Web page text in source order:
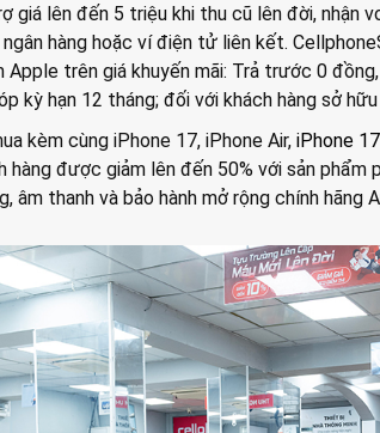
giá lên đến 5 triệu khi thu cũ lên đời, nhận
ngân hàng hoặc ví điện tử liên kết.
Apple trên giá khuyến mãi: Trả trước 0
kỳ hạn 12 tháng; đối với khách hàng sở
kèm cùng iPhone 17, iPhone Air, iPhone
hàng được giảm lên đến 50% với sản phẩm
âm thanh và bảo hành mở rộng chính hãng